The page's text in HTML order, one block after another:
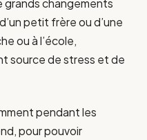
grands changements
petit frère ou d’une
ou à l’école,
source de stress et de
pendant les
pour pouvoir